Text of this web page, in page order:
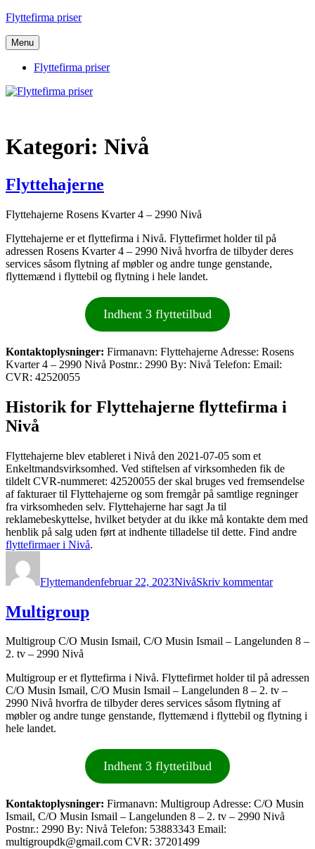
Videre
indhold
Flyttefirma priser
Menu
Flyttefirma priser
Kategori: Nivå
Flyttehajerne
Flyttehajerne Rosens Kvarter 4 – 2990 Nivå
Flyttehajerne er et flyttefirma i Nivå. Flyttefirmet holder til på
adressen Rosens Kvarter 4 – 2990 Nivå hvorfra de tilbyder deres
services såsom flytning af møbler og andre tunge genstande,
flyttemænd i flyttebil og flytning i hele landet.
Indhent 3 flyttetilbud
Kontaktoplysninger: Firmanavn: Flyttehajerne Adresse: Rosens
Kvarter 4 – 2990 Nivå Postnr.: 2990 By: Nivå Telefon: Email:
CVR: 42520055
Historik for Flyttehajerne flyttefirma i
Nivå
Flyttehajerne blev etableret i Nivå den 2021-07-05 som et
Enkeltmandsvirksomhed. Ved stiftelsen af virksomheden fik de
tildelt CVR-nummeret: 42520055 der skal bruges ved fremsendelse
af fakturaer til Flyttehajerne og som fremgår på samtlige regninger
fra virksomheden selv. Flyttehajerne har sagt Ja til
reklamebeskyttelse, hvilket betyder at du ikke må kontakte dem med
henblik på salg uden ført at indhente tilladelse til dette. Find andre
flyttefirmaer i Nivå.
Flyttemandenfebruar 22, 2023NivåSkriv kommentar
Multigroup
Multigroup C/O Musin Ismail, C/O Musin Ismail – Langelunden 8 –
2. tv – 2990 Nivå
Multigroup er et flyttefirma i Nivå. Flyttefirmet holder til på adressen
C/O Musin Ismail, C/O Musin Ismail – Langelunden 8 – 2. tv –
2990 Nivå hvorfra de tilbyder deres services såsom flytning af
møbler og andre tunge genstande, flyttemænd i flyttebil og flytning i
hele landet.
Indhent 3 flyttetilbud
Kontaktoplysninger: Firmanavn: Multigroup Adresse: C/O Musin
Ismail, C/O Musin Ismail – Langelunden 8 – 2. tv – 2990 Nivå
Postnr.: 2990 By: Nivå Telefon: 53883343 Email:
multigroupdk@gmail.com CVR: 37201499